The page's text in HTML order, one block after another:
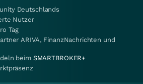
Deutschlands
Nutzer
Tag
ARIVA, FinanzNachrichten und
beim SMARTBROKER+